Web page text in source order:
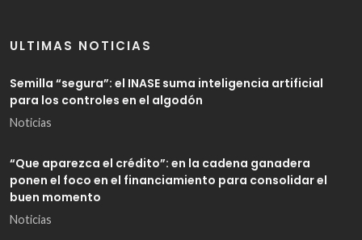
ULTIMAS NOTICIAS
Semilla “segura”: el INASE suma inteligencia artificial
para los controles en el algodón
Noticias
“Que aparezca el crédito”: en la cadena ganadera
ponen el foco en el financiamiento para consolidar el
buen momento
Noticias